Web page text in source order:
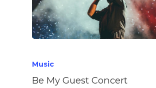
Music
Be My Guest Concert